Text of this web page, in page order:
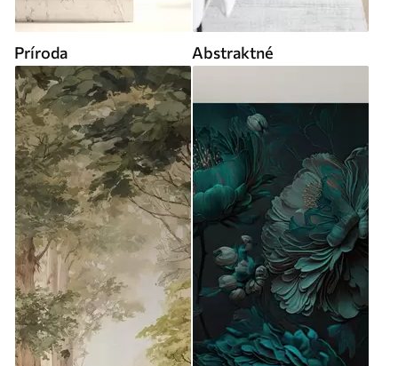
Príroda Abstraktné